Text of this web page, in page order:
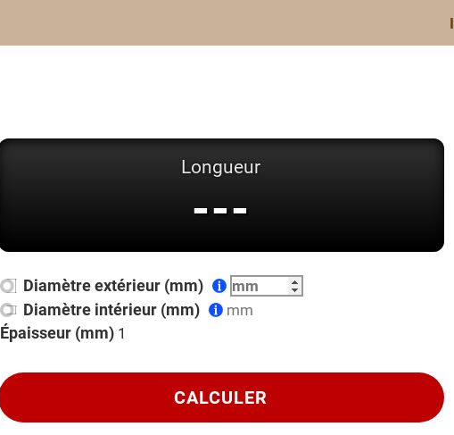
Longueur
---
Diamètre extérieur (mm)
Diamètre intérieur (mm)
Épaisseur (mm)
CALCULER